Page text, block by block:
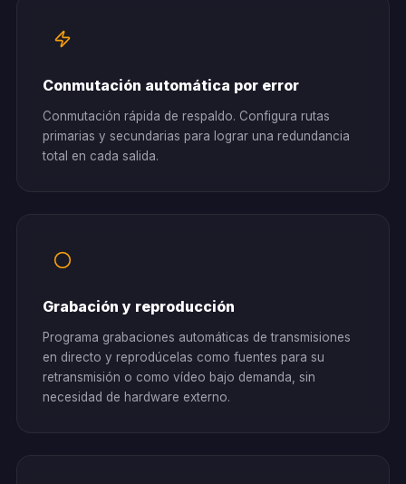
Conmutación automática por error
Conmutación rápida de respaldo. Configura rutas
primarias y secundarias para lograr una redundancia
total en cada salida.
Grabación y reproducción
Programa grabaciones automáticas de transmisiones
en directo y reprodúcelas como fuentes para su
retransmisión o como vídeo bajo demanda, sin
necesidad de hardware externo.